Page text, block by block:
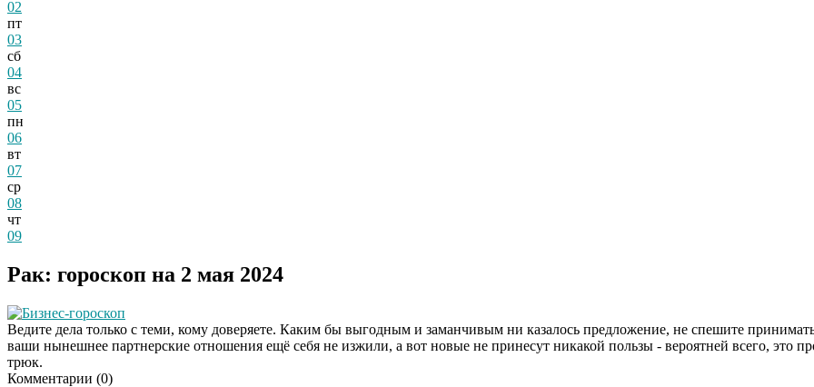
02
пт
03
сб
04
вс
05
пн
06
вт
07
ср
08
чт
09
Рак: гороскоп на 2 мая 2024
Бизнес-гороскоп
Ведите дела только с теми, кому доверяете. Каким бы выгодным и заманчивым ни казалось предложение, не спешите
ваши нынешнее партнерские отношения ещё себя не изжили, а вот новые не принесут никакой пользы - вероятней всего, это
трюк.
Комментарии (0)